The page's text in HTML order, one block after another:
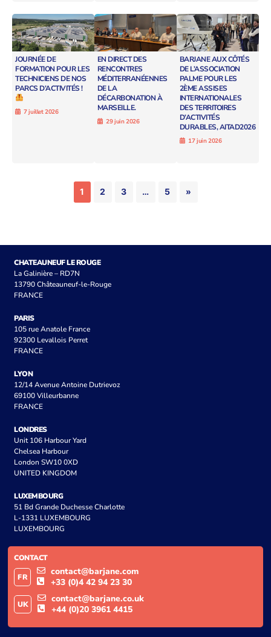
JOURNÉE DE
FORMATION POUR LES
TECHNICIENS DE NOS
PARCS D’ACTIVITÉS !
7 juillet 2026
EN DIRECT DES
RENCONTRES
MÉDITERRANÉENNES
DE LA
DÉCARBONATION À
MARSEILLE.
29 juin 2026
BARJANE AUX CÔTÉS
DE L’ASSOCIATION
PALME POUR LES
2ÈME ASSISES
INTERNATIONALES
DES TERRITOIRES
D’ACTIVITÉS
DURABLES, AITAD2026
17 juin 2026
1 2 3 … 5 »
CHATEAUNEUF LE ROUGE
La Galinière – RD7N
13790 Châteauneuf-le-Rouge
FRANCE
PARIS
105 rue Anatole France
92300 Levallois Perret
FRANCE
LYON
12/14 Avenue Antoine Dutrievoz
69100 Villeurbanne
FRANCE
LONDRES
Unit 106 Harbour Yard
Chelsea Harbour
London SW10 0XD
UNITED KINGDOM
LUXEMBOURG
51 Bd Grande Duchesse Charlotte
L-1331 LUXEMBOURG
LUXEMBOURG
CONTACT
FR
contact@barjane.com
+33 (0)4 42 94 23 30
UK
contact@barjane.co.uk
+44 (0)20 3961 4415